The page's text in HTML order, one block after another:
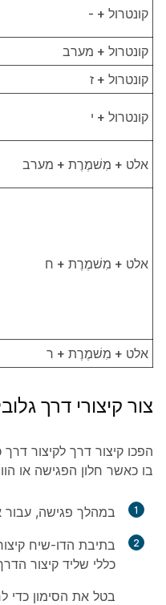
קונטרול + -
קונטרול + מערב
קונטרול + ז
קונטרול + י
אלט + מִשׁמֶרֶת + מערב
אלט + מִשׁמֶרֶת + ח
אלט + מִשׁמֶרֶת + ר
צור קיצורי דרך
הפכו קיצור דרך לקיצור
בו כאשר חלון הפגישה או
1 במהלך פגישה, עבור
2 בתיבת הדו-שיח
כללי שליד קיצור
בטל את הסימון כדי